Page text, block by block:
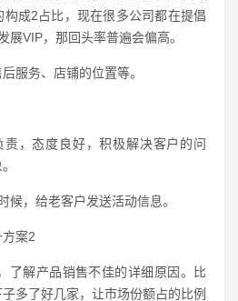
构成2占比，现在很多公司都在提倡
展VIP，那回头率普遍会偏高。
服务、店铺的位置等。
，态度良好，积极解决客户的问
候，给老客户发送活动信息。
案2
了解产品销售不佳的详细原因。比
多了好几家，让市场份额占的比例